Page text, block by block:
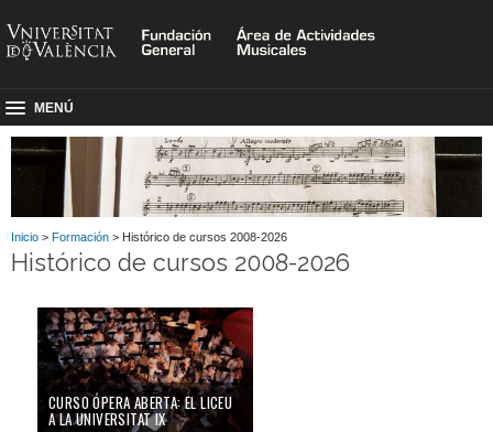
MENÚ
Inicio > Formación > Histórico de cursos 2008-2026
Histórico de cursos 2008-2026
CURSO ÓPERA ABERTA: EL LICEU
A LA UNIVERSITAT IX